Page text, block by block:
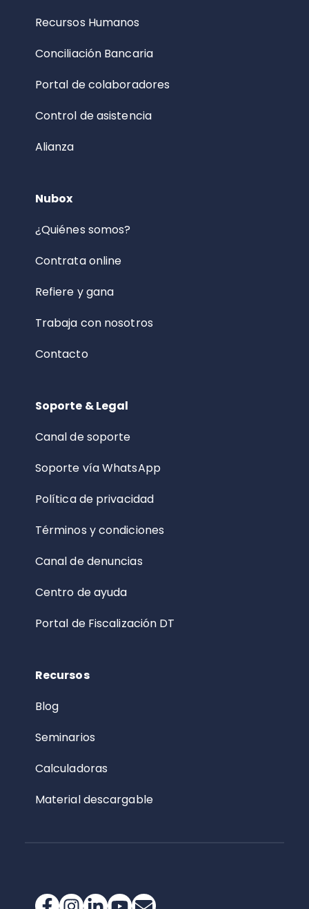
Recursos Humanos
Conciliación Bancaria
Portal de colaboradores
Control de asistencia
Alianza
Nubox
¿Quiénes somos?
Contrata online
Refiere y gana
Trabaja con nosotros
Contacto
Soporte & Legal
Canal de soporte
Soporte vía WhatsApp
Política de privacidad
Términos y condiciones
Canal de denuncias
Centro de ayuda
Portal de Fiscalización DT
Recursos
Blog
Seminarios
Calculadoras
Material descargable